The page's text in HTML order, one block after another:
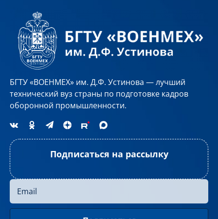
БГТУ «ВОЕНМЕХ» им. Д.Ф. Устинова — лучший
технический вуз страны по подготовке кадров
оборонной промышленности.
Подписаться на рассылку